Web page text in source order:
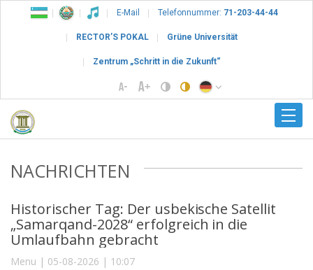
E-Mail Telefonnummer: 71-203-44-44
RECTOR’S POKAL Grüne Universität
Zentrum „Schritt in die Zukunft“
NACHRICHTEN
Historischer Tag: Der usbekische Satellit
„Samarqand-2028“ erfolgreich in die
Umlaufbahn gebracht
Menu | 05-08-2026 | 10:07